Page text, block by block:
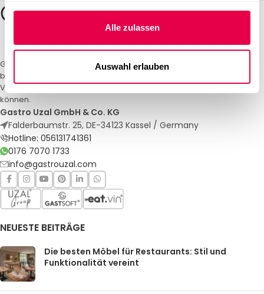
Alle zulassen
Auswahl erlauben
Gastro Uzal – Ihr Spezialist für Gastronomiemöbel und -textilien. Wir
bieten maßgeschneiderte Lösungen für Restaurants, Hotels und
Veranstaltungen. Qualität und Service, auf die Sie sich verlassen
können.
Gastro Uzal GmbH & Co. KG
Falderbaumstr. 25, DE-34123 Kassel / Germany
Hotline: 056131741361
0176 7070 1733
info@gastrouzal.com
NEUESTE BEITRÄGE
Die besten Möbel für Restaurants: Stil und
Funktionalität vereint